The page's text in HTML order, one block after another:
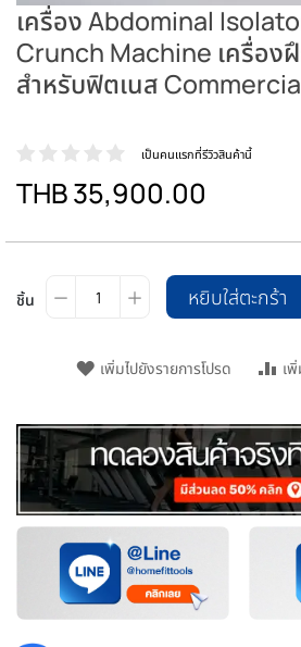
เครื่อง Abdominal
Crunch Machine เครื่อง
สำหรับฟิตเนส
เป็นคนแรกที่รีวิวสินค้านี้
THB 35,900.00
ชิ้น หยิบใส่ตะกร้า
เพิ่มไปยังรายการโปรด เ